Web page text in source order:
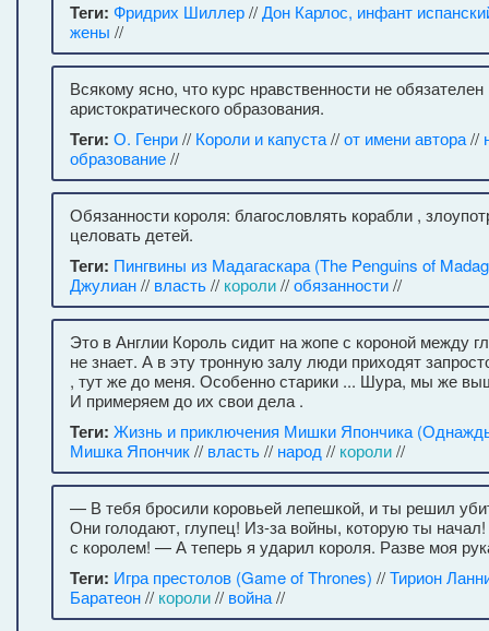
Теги: Фридрих Шиллер//Дон Карлос, инфант
жены //
Всякому ясно, что курс нравственности не
аристократического образования.
Теги: О. Генри// Короли и капуста//от имени автора//
образование//
Обязанности короля: благословлять корабли ,
целовать детей.
Теги: Пингвины из Мадагаскара (The Penguins of
Джулиан// власть// короли//обязанности//
Это в Англии Король сидит на жопе с короной между
не знает. А в эту тронную залу люди приходят
, тут же до меня. Особенно старики ... Шура, мы же
И примеряем до их свои дела .
Теги: Жизнь и приключения Мишки Япончика
Мишка Япончик// власть// народ // короли//
— В тебя бросили коровьей лепешкой, и ты решил
Они голодают, глупец! Из-за войны, которую ты
с королем! — А теперь я ударил короля. Разве моя
Теги: Игра престолов (Game of Thrones) //Тирион
Баратеон// короли// война//